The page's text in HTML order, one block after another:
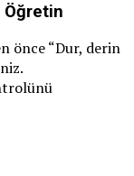
Öğretin
önce “Dur, derin